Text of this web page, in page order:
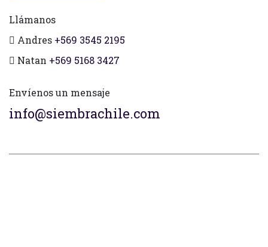
Llámanos
Andres +569 3545 2195
Natan +569 5168 3427
Envíenos un mensaje
info@siembrachile.com